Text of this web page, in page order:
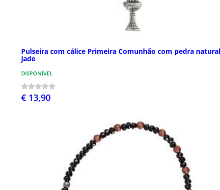
Pulseira com cálice Primeira Comunhão com pedra natural
jade
DISPONÍVEL
€ 13,90